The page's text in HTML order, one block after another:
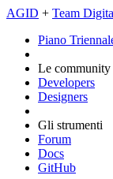
AGID + Team
Piano
Le community
Developers
Designers
Gli strumenti
Forum
Docs
GitHub